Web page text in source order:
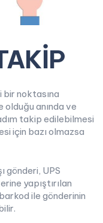
bir noktasına
olduğu anında ve
takip edilebilmesi
için bazı olmazsa
gönderi, UPS
yapıştırılan
ile gönderinin